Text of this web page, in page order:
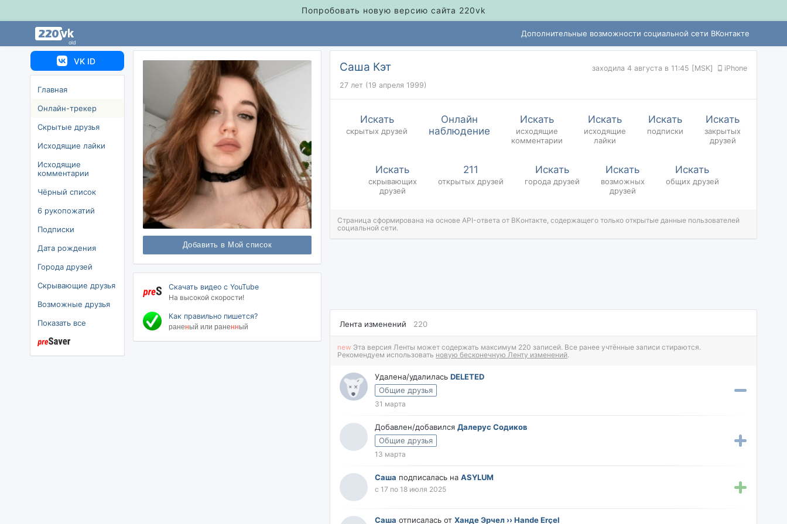
Попробовать новую версию сайта 220vk
old
Дополнительные возможности социальной сети ВКонтакте
VK ID
Главная
Онлайн-трекер
Скрытые друзья
Исходящие лайки
Исходящие
комментарии
Чёрный список
6 рукопожатий
Подписки
Дата рождения
Города друзей
Скрывающие друзья
Возможные друзья
Показать все
Добавить в Мой список
Скачать видео с YouTube
На высокой скорости!
Как правильно пишется?
раненый или раненный
Саша Кэт заходила 4 августа в 11:45 [MSK]
iPhone
27 лет (19 апреля 1999)
Искать
скрытых друзей
Онлайн
наблюдение
Искать
исходящие
комментарии
Искать
исходящие
лайки
Искать
подписки
Искать
закрытых
друзей
Искать
скрывающих
друзей
211
открытых друзей
Искать
города друзей
Искать
возможных
друзей
Искать
общих друзей
Страница сформирована на основе API-ответа от ВКонтакте, содержащего только открытые данные пользователей
социальной сети.
Лента изменений 220
new Эта версия Ленты может содержать максимум 220 записей. Все ранее учтённые записи стираются.
Рекомендуем использовать новую бесконечную Ленту изменений.
Удалена/удалилась DELETED
Общие друзья
31 марта
Добавлен/добавился Далерус Содиков
Общие друзья
13 марта
Саша подписалась на ASYLUM
с 17 по 18 июля 2025
Саша отписалась от Ханде Эрчел ›› Hande Erçel